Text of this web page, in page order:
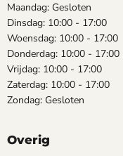
Maandag: Gesloten
Dinsdag: 10:00 - 17:00
Woensdag: 10:00 - 17:00
Donderdag: 10:00 - 17:00
Vrijdag: 10:00 - 17:00
Zaterdag: 10:00 - 17:00
Zondag: Gesloten
Overig